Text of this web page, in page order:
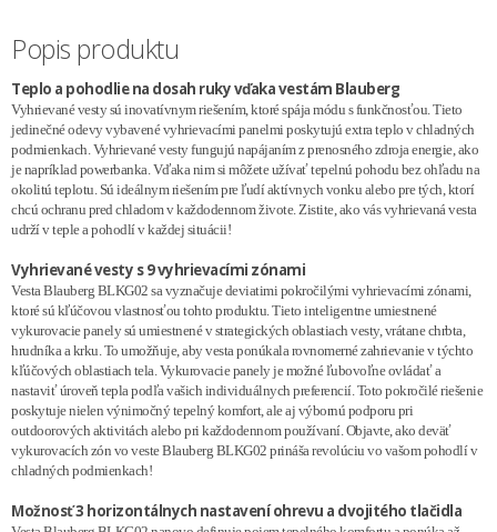
Popis produktu
Teplo a pohodlie na dosah ruky vďaka vestám Blauberg
Vyhrievané vesty sú inovatívnym riešením, ktoré spája módu s funkčnosťou. Tieto
jedinečné odevy vybavené vyhrievacími panelmi poskytujú extra teplo v chladných
podmienkach. Vyhrievané vesty fungujú napájaním z prenosného zdroja energie, ako
je napríklad powerbanka. Vďaka nim si môžete užívať tepelnú pohodu bez ohľadu na
okolitú teplotu. Sú ideálnym riešením pre ľudí aktívnych vonku alebo pre tých, ktorí
chcú ochranu pred chladom v každodennom živote. Zistite, ako vás vyhrievaná vesta
udrží v teple a pohodlí v každej situácii!
Vyhrievané vesty s 9 vyhrievacími zónami
Vesta Blauberg BLKG02 sa vyznačuje deviatimi pokročilými vyhrievacími zónami,
ktoré sú kľúčovou vlastnosťou tohto produktu. Tieto inteligentne umiestnené
vykurovacie panely sú umiestnené v strategických oblastiach vesty, vrátane chrbta,
hrudníka a krku. To umožňuje, aby vesta ponúkala rovnomerné zahrievanie v týchto
kľúčových oblastiach tela. Vykurovacie panely je možné ľubovoľne ovládať a
nastaviť úroveň tepla podľa vašich individuálnych preferencií. Toto pokročilé riešenie
poskytuje nielen výnimočný tepelný komfort, ale aj výbornú podporu pri
outdoorových aktivitách alebo pri každodennom používaní. Objavte, ako deväť
vykurovacích zón vo veste Blauberg BLKG02 prináša revolúciu vo vašom pohodlí v
chladných podmienkach!
Možnosť 3 horizontálnych nastavení ohrevu a dvojitého tlačidla